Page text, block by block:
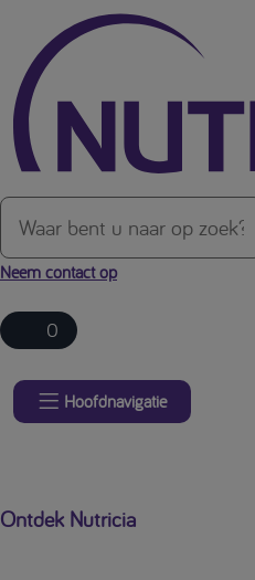
Over de inhoud van de pagina
Neem contact op
0
Hoofdnavigatie
Ontdek Nutricia